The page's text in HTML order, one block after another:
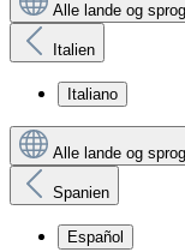
Alle lande og sprog
Italien
Italiano
Alle lande og sprog
Spanien
Español